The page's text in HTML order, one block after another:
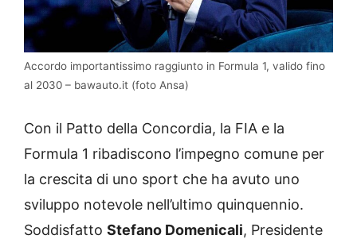
Accordo importantissimo raggiunto in Formula 1, valido fino
al 2030 – bawauto.it (foto Ansa)
Con il Patto della Concordia, la FIA e la
Formula 1 ribadiscono l’impegno comune per
la crescita di uno sport che ha avuto uno
sviluppo notevole nell’ultimo quinquennio.
Soddisfatto Stefano Domenicali, Presidente